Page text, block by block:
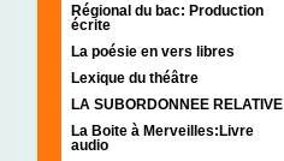
Régional du bac: Production
écrite
La poésie en vers libres
Lexique du théâtre
LA SUBORDONNEE RELATIVE
La Boite à Merveilles:Livre
audio